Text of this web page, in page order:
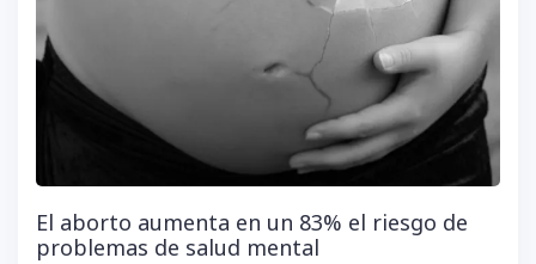
El aborto aumenta en un 83% el riesgo de
problemas de salud mental